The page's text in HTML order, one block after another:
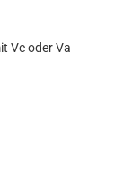
Vc oder Va